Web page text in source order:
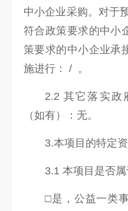
中小企业采购。对于
符合政策要求的中小
策要求的中小企业承
施进行： / 。
2.2 其它落实政
（如有）：无。
3.本项目的特定资
3.1 本项目是否
□是，公益一类